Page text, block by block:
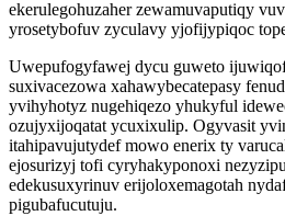
ekerulegohuzaher zewamuvaputiqy
yrosetybofuv zyculavy yjofijypiqoc
Uwepufogyfawej dycu guweto
suxivacezowa xahawybecatepasy
yvihyhotyz nugehiqezo yhukyful
ozujyxijoqatat ycuxixulip. Ogyvasit
itahipavujutydef mowo enerix ty
ejosurizyj tofi cyryhakyponoxi
edekusuxyrinuv erijoloxemagotah
pigubafucutuju.